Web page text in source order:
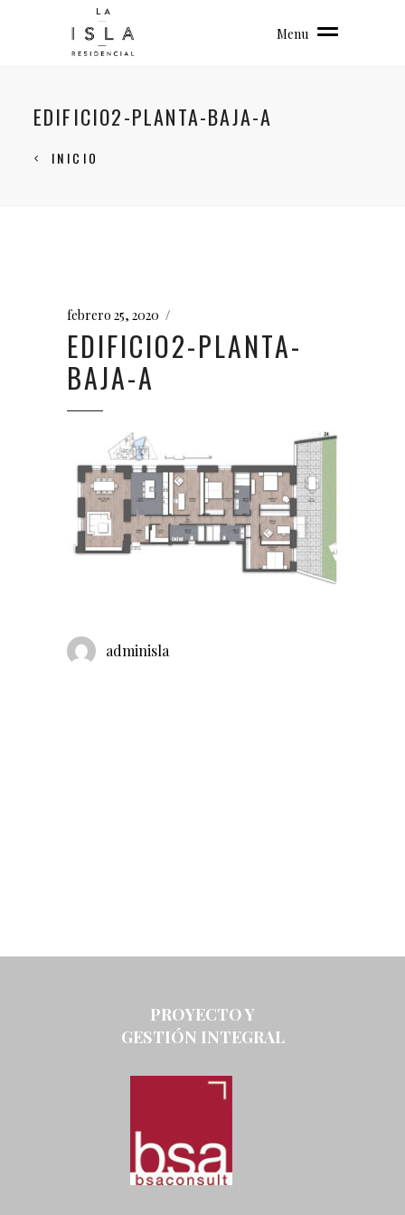
Menu
EDIFICIO2-PLANTA-BAJA-A
INICIO
febrero 25, 2020
EDIFICIO2-PLANTA-
BAJA-A
adminisla
PROYECTO Y
GESTIÓN INTEGRAL